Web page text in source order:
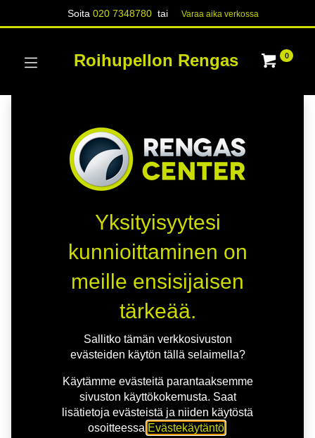
Soita020 7348780 tai Varaa aika verk​​​​ossa
Roihupellon Rengas 0
Yksityisyytesi
kunnioittaminen on
meille ensisijaisen
tärkeää.
Sallitko tämän verkkosivuston
evästeiden käytön tällä selaimella?
Käytämme evästeitä parantaaksemme
sivuston käyttökokemusta. Saat
lisätietoja evästeistä ja niiden käytöstä
osoitteessa Evästekäytäntö